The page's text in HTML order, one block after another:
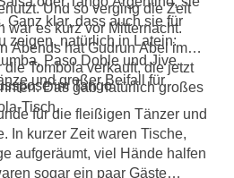
Ganz klar, dass auch sie für
zeigen, natürlich in Latein:
Paso Doble und Jive.
und großer Beifall für
Und so verging die Zeit
war es kurz vor Mitternacht.
Abends hat Gudrun Abel im
Tombola verkauft, die jetzt
Das gab natürlich großes
Tisch.
im Tango
für die fleißigen Tänzer und
In kurzer Zeit waren Tische,
aufgeräumt, viel Hände halfen
sogar ein paar Gäste